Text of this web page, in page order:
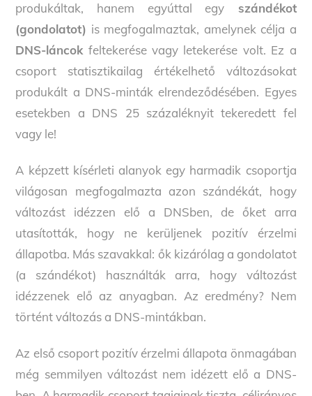
produkáltak, hanem egyúttal egy szándékot
(gondolatot) is megfogalmaztak, amelynek célja a
DNS-láncok feltekerése vagy letekerése volt. Ez a
csoport statisztikailag értékelhető változásokat
produkált a DNS-minták elrendeződésében. Egyes
esetekben a DNS 25 százaléknyit tekeredett fel
vagy le!
A képzett kísérleti alanyok egy harmadik csoportja
világosan megfogalmazta azon szándékát, hogy
változást idézzen elő a DNSben, de őket arra
utasították, hogy ne kerüljenek pozitív érzelmi
állapotba. Más szavakkal: ők kizárólag a gondolatot
(a szándékot) használták arra, hogy változást
idézzenek elő az anyagban. Az eredmény? Nem
történt változás a DNS-mintákban.
Az első csoport pozitív érzelmi állapota önmagában
még semmilyen változást nem idézett elő a DNS-